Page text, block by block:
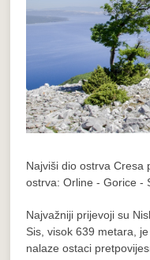
Najviši dio ostrva Cresa
ostrva: Orline - Gorice -
Najvažniji prijevoji su
Sis, visok 639 metara,
nalaze ostaci